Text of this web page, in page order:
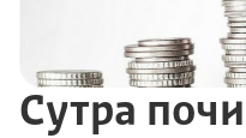
Сутра